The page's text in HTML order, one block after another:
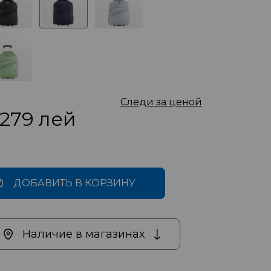
Следи за ценой
лей
ДОБАВИТЬ В КОРЗИНУ
Наличие в магазинах